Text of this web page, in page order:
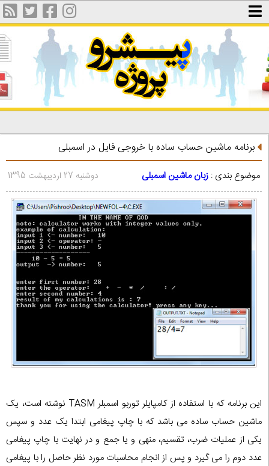
برنامه ماشین حساب ساده با خروجی فایل در اسمبلی
موضوع بندی : زبان ماشین اسمبلی دوشنبه 27 اردیبهشت 1395
این برنامه که با استفاده از کامپایلر توربو اسمبلر TASM نوشته است، یک
ماشین حساب ساده می باشد که با چاپ پیغامی ابتدا یک عدد و سپس
یکی از عملیات ضرب، تقسیم، منهی و یا جمع و در نهایت با چاپ پیغامی
عدد دوم را می گیرد و پس از انجام محاسبات مورد نظر حاصل را با پیغامی